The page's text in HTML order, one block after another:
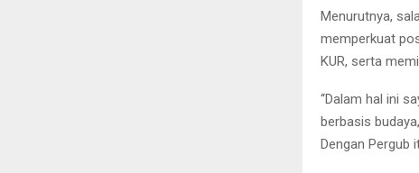
Menurutnya,
memperkuat
KUR, serta
“Dalam hal ini
berbasis
Dengan Pergub